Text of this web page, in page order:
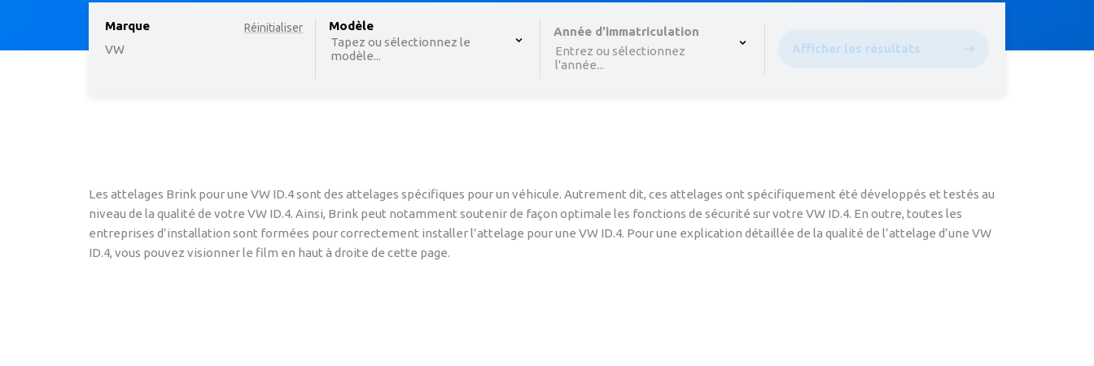
Réinitialiser
Marque
VW
option , selected. Select is focused ,type to refine list, press Down to open the menu,
Modèle
Tapez ou sélectionnez le
modèle...
Année d'immatriculation
Entrez ou sélectionnez
l'année...
Afficher les résultats
Les attelages Brink pour une VW ID.4 sont des attelages spécifiques pour un véhicule. Autrement dit, ces attelages ont spécifiquement été développés et testés au
niveau de la qualité de votre VW ID.4. Ainsi, Brink peut notamment soutenir de façon optimale les fonctions de sécurité sur votre VW ID.4. En outre, toutes les
entreprises d’installation sont formées pour correctement installer l’attelage pour une VW ID.4. Pour une explication détaillée de la qualité de l’attelage d’une VW
ID.4, vous pouvez visionner le film en haut à droite de cette page.